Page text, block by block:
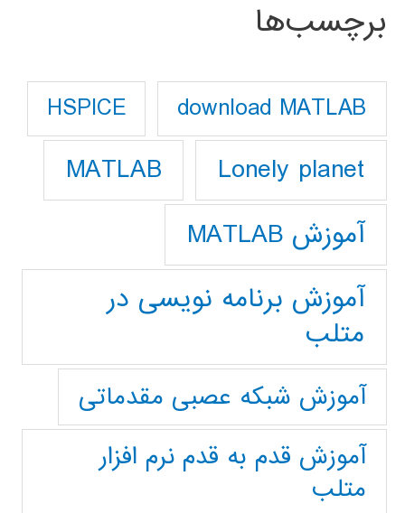
برچسب‌ها
download MATLAB
HSPICE
Lonely planet
MATLAB
آموزش MATLAB
آموزش برنامه نویسی در
متلب
آموزش شبکه عصبی مقدماتی
آموزش قدم به قدم نرم افزار
متلب